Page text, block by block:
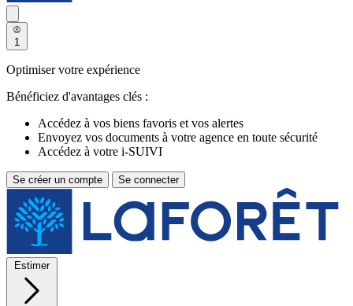
1
Optimiser votre expérience
Bénéficiez d'avantages clés :
Accédez à vos biens favoris et vos alertes
Envoyez vos documents à votre agence en toute sécurité
Accédez à votre i-SUIVI
Se créer un compte Se connecter
Estimer